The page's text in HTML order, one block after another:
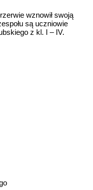
wznowił swoją
są uczniowie
z kl. I – IV.